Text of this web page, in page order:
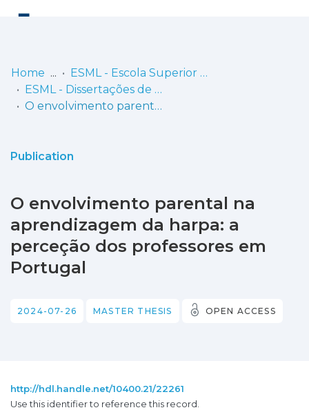
Communities
Statistics
Home
ESML - Escola Superior de Música de Lisboa
ESML - Dissertações de Mestrado
O envolvimento parental na aprendizagem da harpa: a perceção dos professores em Portugal
Publication
O envolvimento parental na
aprendizagem da harpa: a
perceção dos professores em
Portugal
2024-07-26 MASTER THESIS OPEN ACCESS
http://hdl.handle.net/10400.21/22261
Use this identifier to reference this record.